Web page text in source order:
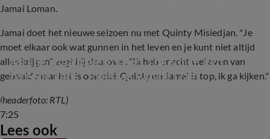
Jamai Loman.
Jamai doet het nieuwe seizoen nu met Quinty Misiedjan. "Je
moet elkaar ook wat gunnen in het leven en je kunt niet altijd
alles krijgen", zegt hij daarover. "Ik heb er echt wel even van
gebaald maar het is ook oké. Quinty en Jamai is top, ik ga kijken."
7:25
Na alle schandalen: krijgt The Voice een
tweede kans?  (Nieuws van de Dag)
(headerfoto: RTL)
Lees ook